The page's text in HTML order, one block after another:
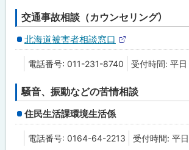
交通事故相談（カウンセリング）
北海道被害者相談窓口
外
部
サ
ト
電話番号: 011-231-8740 受付時間: 平
騒音、振動などの苦情相談
住民生活課環境生活係
電話番号: 0164-64-2213 受付時間: 平